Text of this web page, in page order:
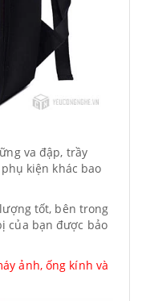
va đập, trầy
kiện khác bao
tốt, bên trong
của bạn được bảo
ảnh, ống kính và